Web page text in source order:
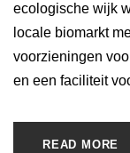
ecologische wijk
locale biomarkt
voorzieningen
en een faciliteit
READ MORE